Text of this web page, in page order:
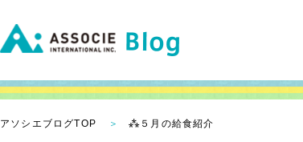
アソシエブログTOP ⁂５月の給食紹介